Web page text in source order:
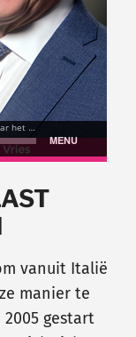
vanuit Italië
manier te
gestart